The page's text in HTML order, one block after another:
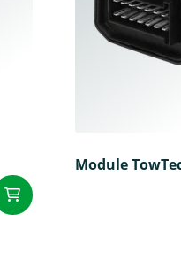
Module